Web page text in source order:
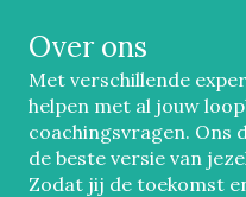
Over ons
Met verschillende
helpen met al jouw
coachingsvragen. Ons
de beste versie van
Zodat jij de toekomst